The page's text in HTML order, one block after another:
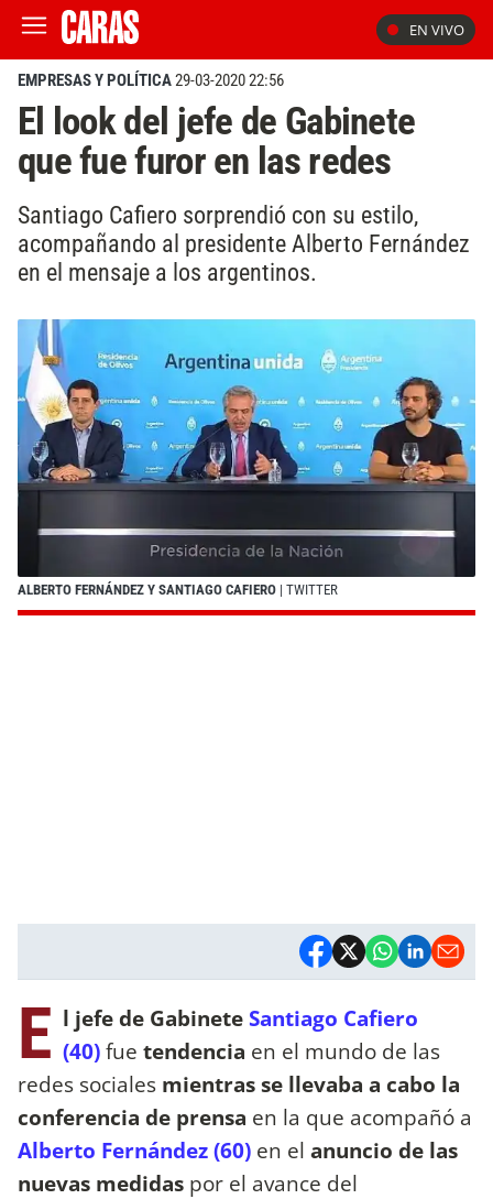
EN VIVO
EMPRESAS Y POLÍTICA29-03-2020 22:56
El look del jefe de Gabinete
que fue furor en las redes
Santiago Cafiero sorprendió con su estilo,
acompañando al presidente Alberto Fernández
en el mensaje a los argentinos.
ALBERTO FERNÁNDEZ Y SANTIAGO CAFIERO | TWITTER
E l jefe de GabineteSantiago Cafiero
(40)fue tendencia en el mundo de las
redes sociales mientras se llevaba a cabo la
conferencia de prensa en la que acompañó a
Alberto Fernández (60) en el anuncio de las
nuevas medidas por el avance del